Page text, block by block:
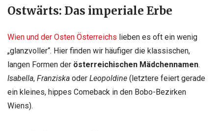
Ostwärts: Das imperiale Erbe
Wien und der Osten Österreichs lieben es oft ein wenig
„glanzvoller“. Hier finden wir häufiger die klassischen,
langen Formen der österreichischen Mädchennamen.
Isabella, Franziska oder Leopoldine (letztere feiert gerade
ein kleines, hippes Comeback in den Bobo-Bezirken
Wiens).